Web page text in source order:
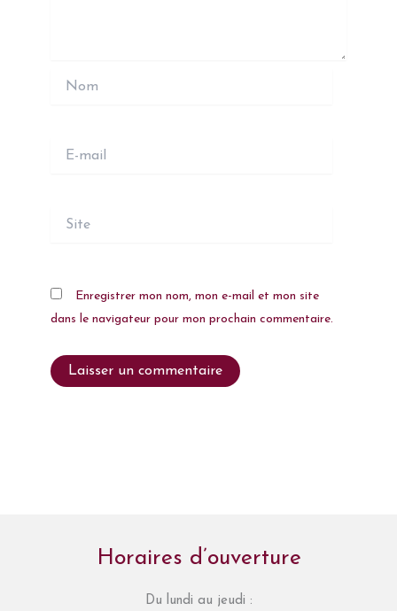
Nom
mail
Site
Enregistrer mon nom, mon e-mail et mon site
dans le navigateur pour mon prochain commentaire.
Horaires d’ouverture
Du lundi au jeudi :